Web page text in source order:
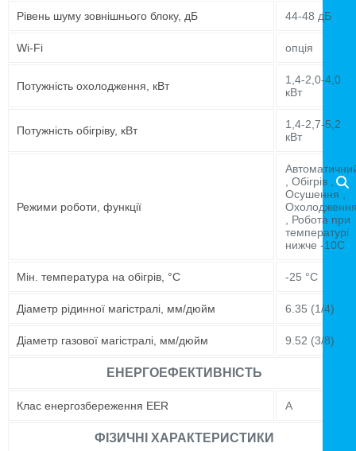
Рівень шуму зовнішнього блоку, дБ 44-48 дБ
Wi-Fi опція
Потужність охолодження, кВт
1,4-2,0-4,0
кВт
Потужність обігріву, кВт
1,4-2,7-5,2
кВт
Режими роботи, функції
, Обігрів ,
Осушення ,
, Робота при
температурі
нижче -10C
Мін. температура на обігрів, °C -25 °C
Діаметр рідинної магістралі, мм/дюйм 6.35 (1/4)
Діаметр газової магістралі, мм/дюйм 9.52 (3/8)
ЕНЕРГОЕФЕКТИВНІСТЬ
Клас енергозбереження EER A
ФІЗИЧНІ ХАРАКТЕРИСТИКИ